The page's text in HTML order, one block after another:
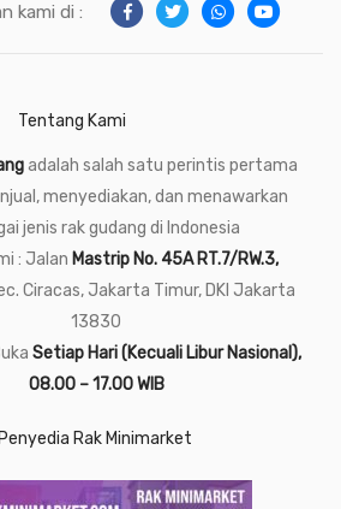
kami di :
Tentang Kami
adalah salah satu perintis pertama
menyediakan, dan menawarkan
jenis rak gudang di Indonesia
: Jalan Mastrip No. 45A RT.7/RW.3,
Ciracas, Jakarta Timur, DKI Jakarta
13830
Setiap Hari (Kecuali Libur Nasional),
08.00 – 17.00 WIB
Rak Minimarket